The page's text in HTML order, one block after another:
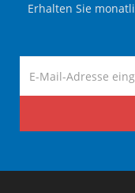
Erhalten Sie